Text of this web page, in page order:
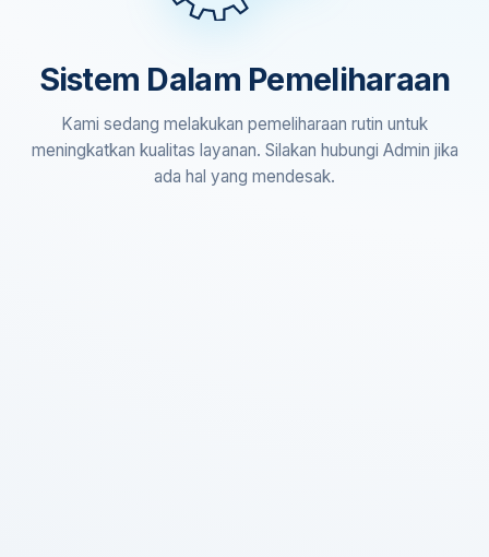
Sistem Dalam Pemeliharaan
Kami sedang melakukan pemeliharaan rutin untuk
meningkatkan kualitas layanan. Silakan hubungi Admin jika
ada hal yang mendesak.